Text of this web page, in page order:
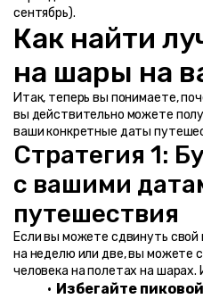
сентябрь).
Как найти
на шары на
Итак, теперь вы понимаете,
вы действительно можете
ваши конкретные даты
Стратегия 1:
с вашими
путешествия
Если вы можете сдвинуть
на неделю или две, вы можете
человека на полетах на шарах.
Избегайте